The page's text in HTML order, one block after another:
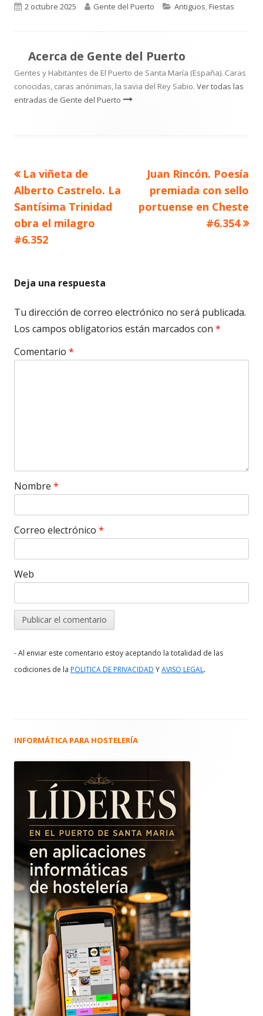
Publicado
2 octubre 2025 Autor
Gente del Puerto Categorías
Antiguos,Fiestas
Acerca de Gente del Puerto
Gentes y Habitantes de El Puerto de Santa María (España). Caras
conocidas, caras anónimas, la savia del Rey Sabio. Ver todas las
entradas de Gente del Puerto
Navegación
de
entradas
Artículo
anterior
La viñeta de
Alberto Castrelo. La
Santísima Trinidad
obra el milagro
#6.352
Artículo
siguiente
Juan Rincón. Poesía
premiada con sello
portuense en Cheste
#6.354
Deja una respuesta
Tu dirección de correo electrónico no será publicada.
Los campos obligatorios están marcados con *
Comentario *
Nombre *
Correo electrónico *
Web
- Al enviar este comentario estoy aceptando la totalidad de las
codiciones de la POLITICA DE PRIVACIDAD YAVISO LEGAL.
Barra
principal
INFORMÁTICA PARA HOSTELERÍA